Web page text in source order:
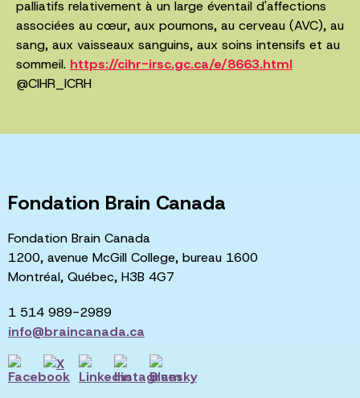
palliatifs relativement à un large éventail d'affections
associées au cœur, aux poumons, au cerveau (AVC), au
sang, aux vaisseaux sanguins, aux soins intensifs et au
sommeil. https://cihr-irsc.gc.ca/e/8663.html
@CIHR_ICRH
Fondation Brain Canada
Fondation Brain Canada
1200, avenue McGill College, bureau 1600
Montréal, Québec, H3B 4G7
1 514 989-2989
info@braincanada.ca